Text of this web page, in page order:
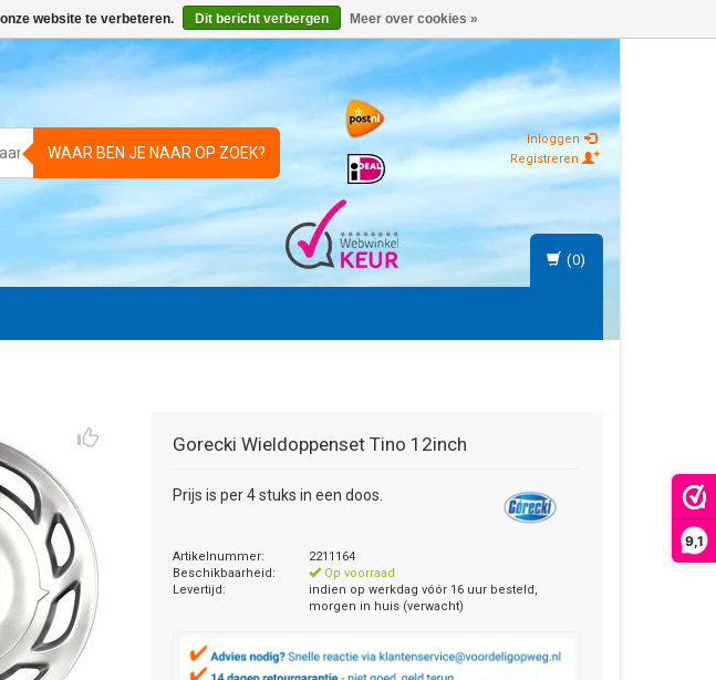
9,1
WAAR BEN JE NAAR OP ZOEK?
Inloggen
Registreren
(0)
Gorecki Wieldoppenset Tino 12inch
Prijs is per 4 stuks in een doos.
Artikelnummer:
2211164
Beschikbaarheid:
Op voorraad
Levertijd:
indien op werkdag vóór 16 uur besteld,
morgen in huis (verwacht)
website te verbeteren. Dit bericht verbergen Meer over cookies »